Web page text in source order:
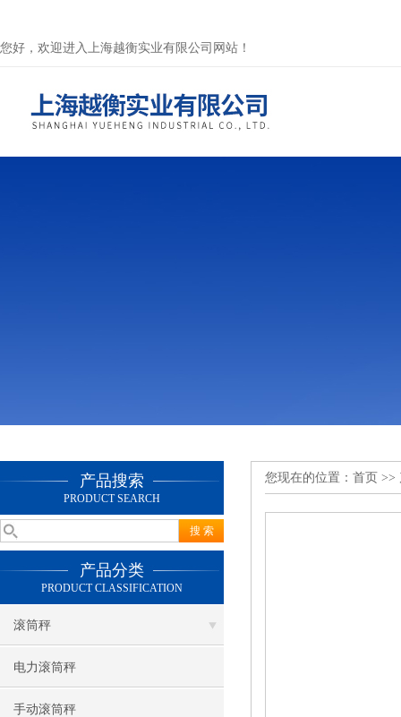
您好，欢迎进入上海越衡实业有限公司网站！
产品搜索
PRODUCT SEARCH
产品分类
PRODUCT CLASSIFICATION
滚筒秤
电力滚筒秤
手动滚筒秤
您现在的位置： 首页 >>